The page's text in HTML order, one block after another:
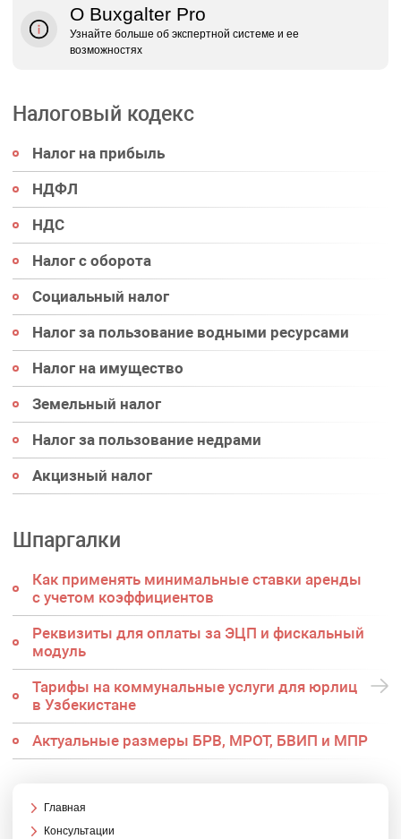
О Buxgalter Pro
Узнайте больше об экспертной системе и ее
возможностях
Налоговый кодекс
Налог на прибыль
НДФЛ
НДС
Налог с оборота
Социальный налог
Налог за пользование водными ресурсами
Налог на имущество
Земельный налог
Налог за пользование недрами
Акцизный налог
Шпаргалки
Как применять минимальные ставки аренды
с учетом коэффициентов
Реквизиты для оплаты за ЭЦП и фискальный
модуль
Тарифы на коммунальные услуги для юрлиц
в Узбекистане
Актуальные размеры БРВ, МРОТ, БВИП и МПР
Главная
Консультации